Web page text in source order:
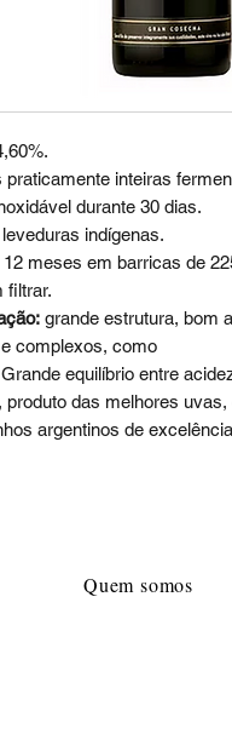
praticamente inteiras
durante 30 dias.
indígenas.
12 meses em barricas de
filtrar.
grande estrutura, bom
complexos, como
equilíbrio entre
produto das melhores
argentinos de
Quem somos